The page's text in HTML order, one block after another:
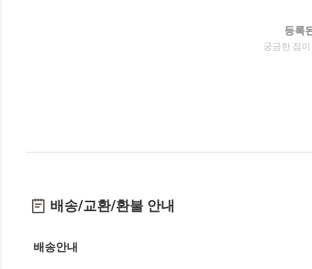
등록
궁금한 점
배송/교환/환불 안내
배송안내